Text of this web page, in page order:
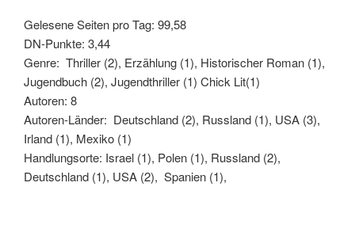
Gelesene Seiten pro Tag: 99,58
DN-Punkte: 3,44
Genre: Thriller (2), Erzählung (1), Historischer Roman (1),
Jugendbuch (2), Jugendthriller (1) Chick Lit(1)
Autoren: 8
Autoren-Länder: Deutschland (2), Russland (1), USA (3),
Irland (1), Mexiko (1)
Handlungsorte: Israel (1), Polen (1), Russland (2),
Deutschland (1), USA (2), Spanien (1),